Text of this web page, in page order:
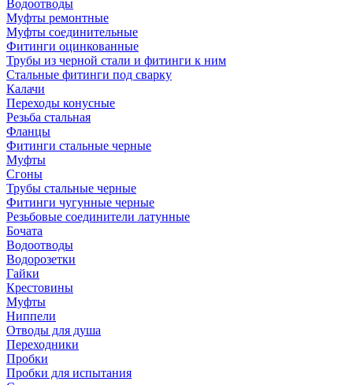
Водоотводы
Муфты ремонтные
Муфты соединительные
Фитинги оцинкованные
Трубы из черной стали и фитинги к ним
Стальные фитинги под сварку
Калачи
Переходы конусные
Резьба стальная
Фланцы
Фитинги стальные черные
Муфты
Сгоны
Трубы стальные черные
Фитинги чугунные черные
Резьбовые соединители латунные
Бочата
Водоотводы
Водорозетки
Гайки
Крестовины
Муфты
Ниппели
Отводы для душа
Переходники
Пробки
Пробки для испытания